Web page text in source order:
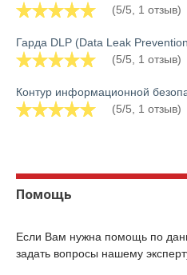
(5/5, 1 отзыв)
Гарда DLP (Data Leak
(5/5, 1 отзыв)
Контур информационной
(5/5, 1 отзыв)
Помощь
Если Вам нужна помощь по
задать вопросы нашему